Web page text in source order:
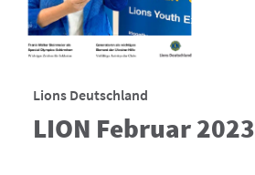
Lions Deutschland
LION Februar 2023